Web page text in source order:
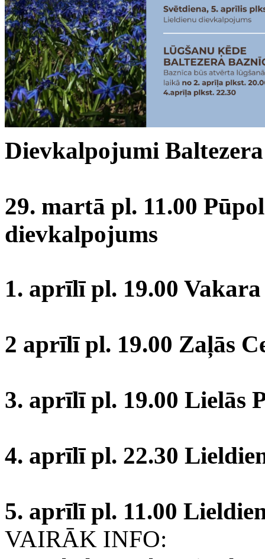
Dievkalpojumi
29. martā pl. 11.00
dievkalpojums
1. aprīlī pl. 19.00
2 aprīlī pl. 19.00 Zaļās
3. aprīlī pl. 19.00 Lielās
4. aprīlī pl. 22.30
5. aprīlī pl. 11.00
VAIRĀK INFO: